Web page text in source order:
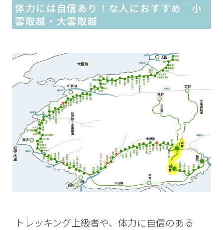
体力には自信あり！な人におすすめ｜小
雲取越・大雲取越
トレッキング上級者や、体力に自信のある